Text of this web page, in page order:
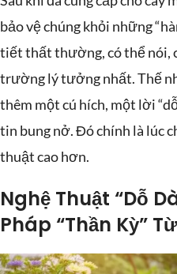
bảo vệ chúng khỏi những
tiết thất thường, có thể nói,
trường lý tưởng nhất. Thế
thêm một cú hích, một lời
tin bung nở. Đó chính là lúc
thuật cao hơn.
Nghệ Thuật “Dỗ
Pháp “Thần Kỳ”